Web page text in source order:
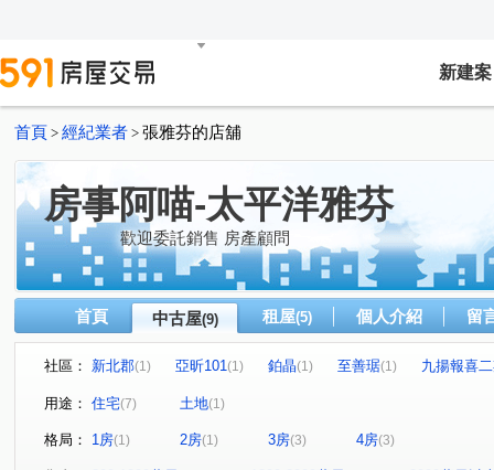
新建案
首頁 > 經紀業者 > 張雅芬的店舖
房事阿喵-太平洋雅芬
歡迎委託銷售 房產顧問
首頁 中古屋(9) 租屋(5) 個人介紹 留
社區： 新北郡(1) 亞昕101(1) 鉑晶(1) 至善琚(1)
九揚報喜
陽光社區/麗園國宅
文化三路一段
(1) 麗園二街(1) 民權路(1)
用途： 住宅(7) 土地(1)
格局： 1房(1) 2房(1) 3房(3) 4房(3)